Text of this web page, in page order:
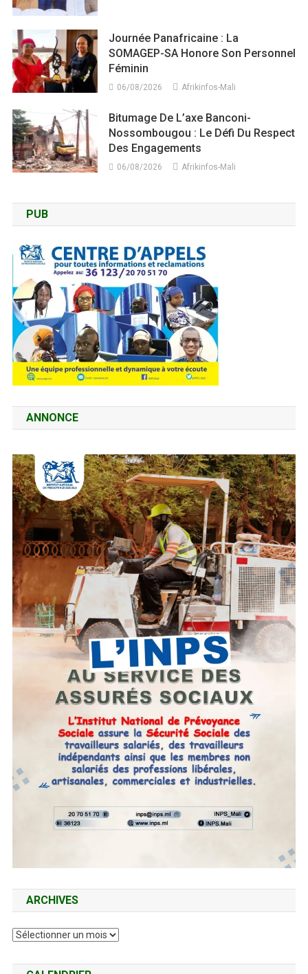
Journée Panafricaine : La
SOMAGEP-SA Honore Son Personnel
Féminin
06/08/2026 Afrikinfos-Mali
Bitumage De L’axe Banconi-
Nossombougou : Le Défi Du Respect
Des Engagements
06/08/2026 Afrikinfos-Mali
PUB
ANNONCE
ARCHIVES
Archives